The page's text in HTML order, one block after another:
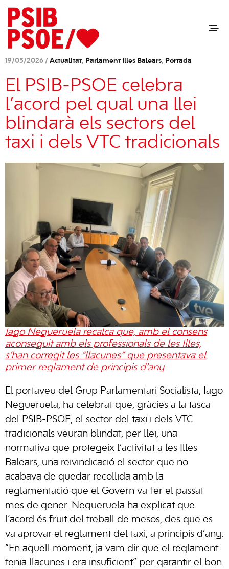
19/05/2026 / Actualitat, Parlament Illes Balears, Portada
El PSIB-PSOE celebra
l’acord pel qual una llei
blindarà els sectors del
taxi i dels VTC tradicionals
Iago Negueruela recalca que, amb el consens
aconseguit amb els professionals de les Illes,
s’han corregit les “llacunes” que presentava el
primer reglament de principis d’any
El portaveu del Grup Parlamentari Socialista, Iago
Negueruela, ha celebrat que, gràcies a la tasca
del PSIB-PSOE, el sector del taxi i dels VTC
tradicionals veuran blindat, per llei, una
normativa que protegeix l’activitat a les Illes
Balears, una reivindicació el sector que no
acabava de quedar recollida amb la
reglamentació que el Govern va fer el passat
mes de gener. Negueruela ha explicat que
l’acord és fruit del treball de mesos, des que es
va aprovar el reglament del taxi, a principis d’any:
“En aquell moment, ja vam dir que el reglament
tenia llacunes i era insuficient” per garantir el bon